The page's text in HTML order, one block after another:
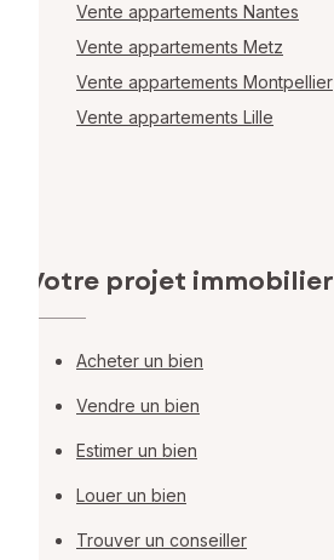
Vente appartements Nantes
Vente appartements Metz
Vente appartements Montpellier
Vente appartements Lille
Votre projet immobilier
Acheter un bien
Vendre un bien
Estimer un bien
Louer un bien
Trouver un conseiller